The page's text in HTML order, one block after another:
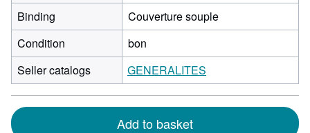
Binding
Couverture souple
Condition
bon
Seller catalogs
GENERALITES
Add to basket